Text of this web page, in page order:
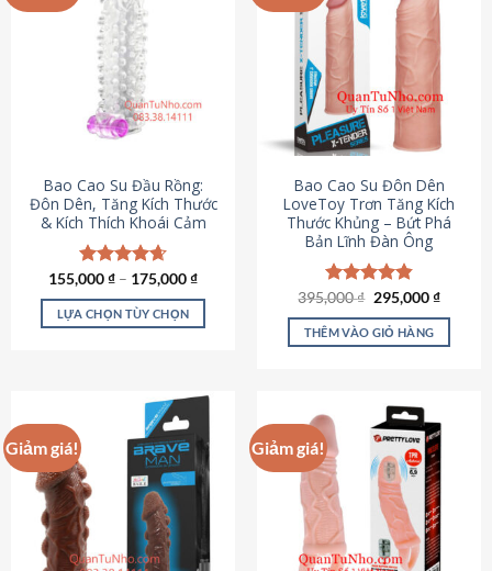
biến
thể.
Các
tùy
chọn
có
chọn
trên
trang
sản
phẩm
Bao Cao Su Đầu Rồng:
Đôn Dên, Tăng Kích Thước
& Kích Thích Khoái Cảm
Được xếp
hạng4.69
5 sao
155,000₫ – 175,000₫
LỰA CHỌN TÙY CHỌN
nhiều
biến
thể.
Các
tùy
chọn
Bao Cao Su Đôn Dên
LoveToy Trơn Tăng Kích
Thước Khủng – Bứt Phá
Bản Lĩnh Đàn Ông
Được xếp
hạng4.82
5 sao
395,000₫ Giá
là:
395,000 ₫.
295,000₫Giá
tại
THÊM VÀO GIỎ HÀNG
Giảm giá! Giảm giá!